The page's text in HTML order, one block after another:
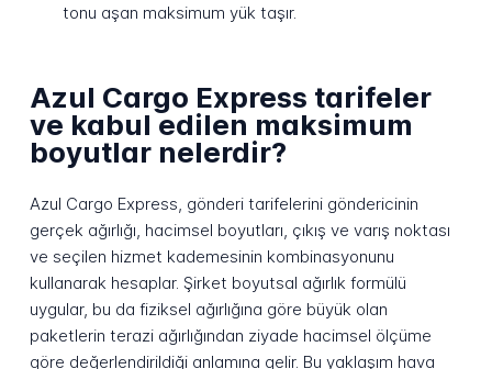
tonu aşan maksimum yük taşır.
Azul Cargo Express tarifeler
ve kabul edilen maksimum
boyutlar nelerdir?
Azul Cargo Express, gönderi tarifelerini göndericinin
gerçek ağırlığı, hacimsel boyutları, çıkış ve varış noktası
ve seçilen hizmet kademesinin kombinasyonunu
kullanarak hesaplar. Şirket boyutsal ağırlık formülü
uygular, bu da fiziksel ağırlığına göre büyük olan
paketlerin terazi ağırlığından ziyade hacimsel ölçüme
göre değerlendirildiği anlamına gelir. Bu yaklaşım hava